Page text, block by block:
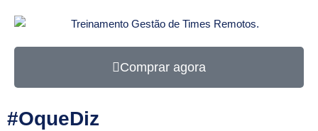
Comprar agora
#OqueDiz